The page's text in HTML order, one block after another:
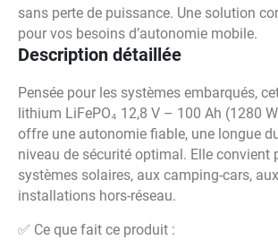
sans perte de puissance. Une solution
pour vos besoins d’autonomie mobile.
Description détaillée
Pensée pour les systèmes embarqués,
lithium LiFePO₄ 12,8 V – 100 Ah (1280
offre une autonomie fiable, une longue
niveau de sécurité optimal. Elle convient
systèmes solaires, aux camping-cars,
installations hors-réseau.
✅ Ce que fait ce produit :